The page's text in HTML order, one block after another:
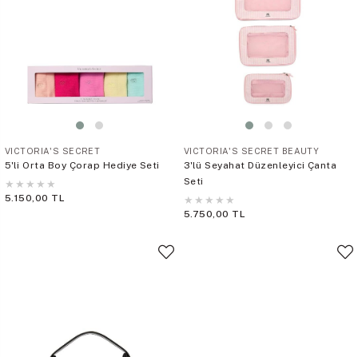
VICTORIA'S SECRET
5'li Orta Boy Çorap Hediye Seti
★ ★ ★ ★ ★
5.150,00 TL
VICTORIA'S SECRET BEAUTY
3'lü Seyahat Düzenleyici Çanta
Seti
★ ★ ★ ★ ★
5.750,00 TL